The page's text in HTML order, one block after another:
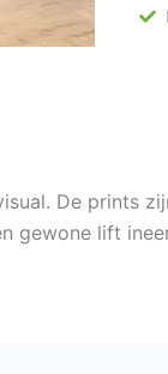
De prints
lift